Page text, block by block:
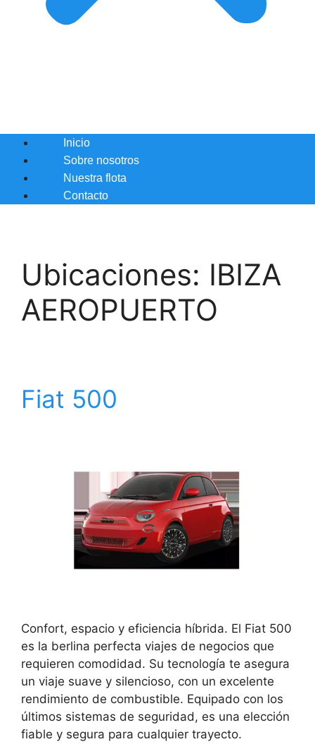
Inicio
Sobre nosotros
Nuestra flota
Contacto
Ubicaciones: IBIZA
AEROPUERTO
Fiat 500
Confort, espacio y eficiencia híbrida. El Fiat 500
es la berlina perfecta viajes de negocios que
requieren comodidad. Su tecnología te asegura
un viaje suave y silencioso, con un excelente
rendimiento de combustible. Equipado con los
últimos sistemas de seguridad, es una elección
fiable y segura para cualquier trayecto.